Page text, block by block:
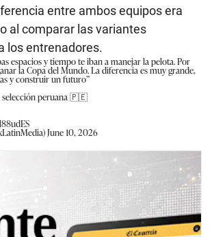
entre ambos equipos era
al comparar las variantes
los entrenadores.
espacios y tiempo te iban a manejar la pelota. Por
la Copa del Mundo. La diferencia es muy grande,
y construir un futuro”
selección peruana 🇵🇪
June 10, 2026